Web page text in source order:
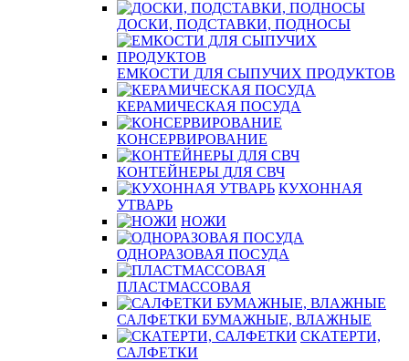
ДОСКИ, ПОДСТАВКИ, ПОДНОСЫ
ЕМКОСТИ ДЛЯ СЫПУЧИХ ПРОДУКТОВ
КЕРАМИЧЕСКАЯ ПОСУДА
КОНСЕРВИРОВАНИЕ
КОНТЕЙНЕРЫ ДЛЯ СВЧ
КУХОННАЯ
УТВАРЬ
НОЖИ
ОДНОРАЗОВАЯ ПОСУДА
ПЛАСТМАССОВАЯ
САЛФЕТКИ БУМАЖНЫЕ, ВЛАЖНЫЕ
СКАТЕРТИ,
САЛФЕТКИ